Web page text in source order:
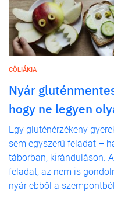
CÖLIÁKIA
Nyár
hogy ne legyen
Egy gluténérzékeny
sem egyszerű feladat –
táborban, kiránduláson.
feladat, az nem is
nyár ebből a